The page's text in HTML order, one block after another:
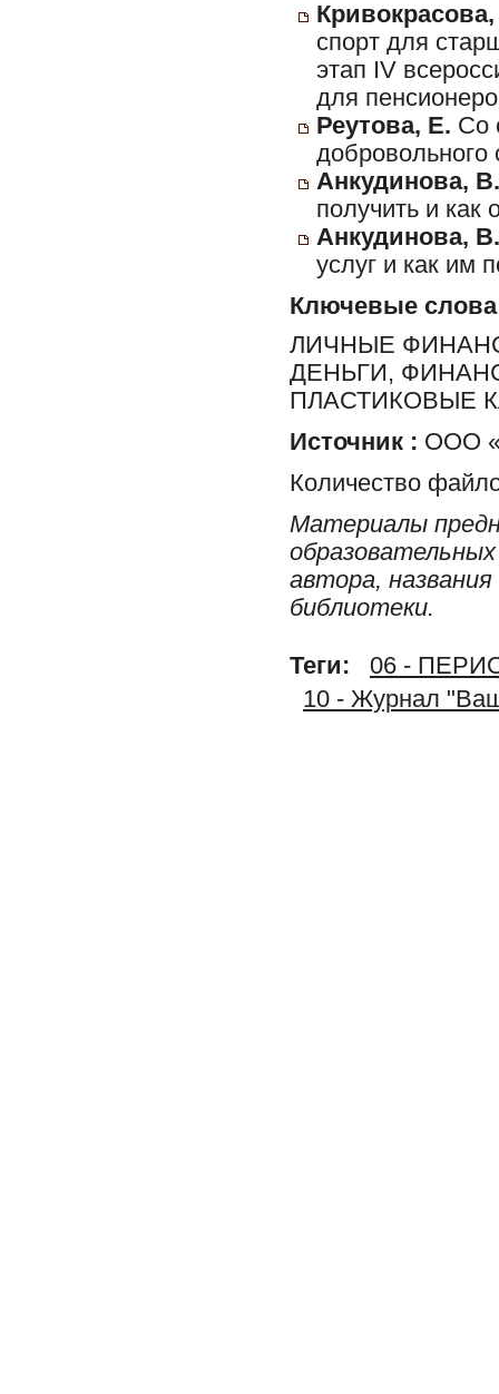
спорт для
этап IV
для
Реутова, Е. Со
добровольного
Анкудинова, В.
получить и как
Анкудинова, В.
услуг и как им
Ключевые слова
ЛИЧНЫЕ
ДЕНЬГИ,
ПЛАСТИКОВЫЕ
Источник : ООО
Количество
Материалы
автора,
библиотеки.
Теги:
06 -
10 - Журнал